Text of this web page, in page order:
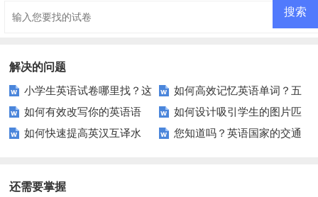
解决的问题
小学生英语试卷哪里找？这
些优质资源别错过！
如何高效记忆英语单词？五
种方法助你词汇量大增
如何有效改写你的英语语
法？五步教你写出地道英语
如何设计吸引学生的图片匹
配题？——提升观察力与记忆力
如何快速提高英汉互译水
您知道吗？英语国家的交通
还需要掌握